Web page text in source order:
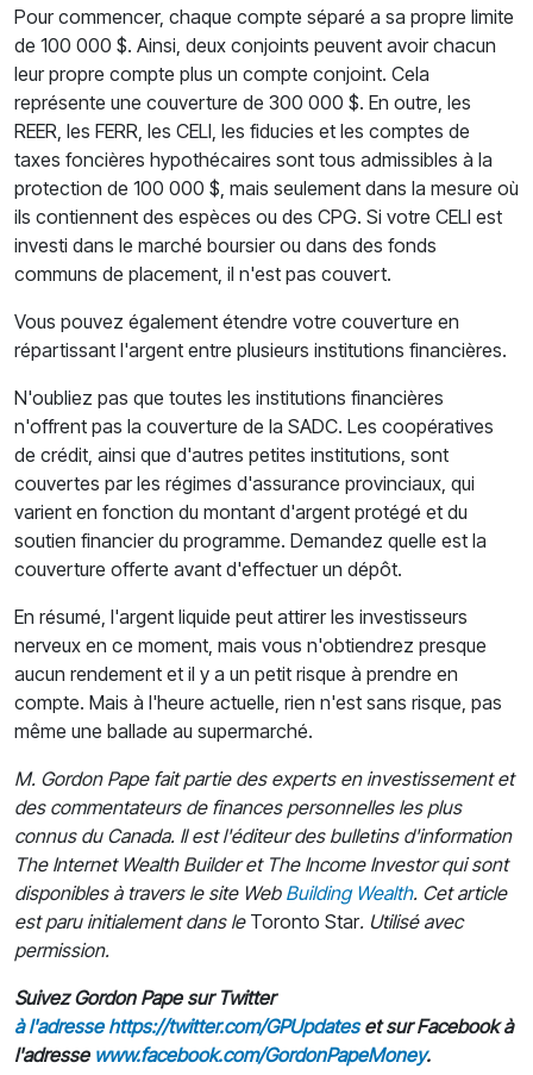
Pour commencer, chaque compte séparé a sa propre limite
de 100 000 $. Ainsi, deux conjoints peuvent avoir chacun
leur propre compte plus un compte conjoint. Cela
représente une couverture de 300 000 $. En outre, les
REER, les FERR, les CELI, les fiducies et les comptes de
taxes foncières hypothécaires sont tous admissibles à la
protection de 100 000 $, mais seulement dans la mesure où
ils contiennent des espèces ou des CPG. Si votre CELI est
investi dans le marché boursier ou dans des fonds
communs de placement, il n'est pas couvert.
Vous pouvez également étendre votre couverture en
répartissant l'argent entre plusieurs institutions financières.
N'oubliez pas que toutes les institutions financières
n'offrent pas la couverture de la SADC. Les coopératives
de crédit, ainsi que d'autres petites institutions, sont
couvertes par les régimes d'assurance provinciaux, qui
varient en fonction du montant d'argent protégé et du
soutien financier du programme. Demandez quelle est la
couverture offerte avant d'effectuer un dépôt.
En résumé, l'argent liquide peut attirer les investisseurs
nerveux en ce moment, mais vous n'obtiendrez presque
aucun rendement et il y a un petit risque à prendre en
compte. Mais à l'heure actuelle, rien n'est sans risque, pas
même une ballade au supermarché.
M. Gordon Pape fait partie des experts en investissement et
des commentateurs de finances personnelles les plus
connus du Canada. Il est l'éditeur des bulletins d'information
The Internet Wealth Builder et The Income Investor qui sont
disponibles à travers le site Web Building Wealth. Cet article
est paru initialement dans leToronto Star. Utilisé avec
permission.
Suivez Gordon Pape sur Twitter
à l'adresse https://twitter.com/GPUpdateset sur Facebook à
l'adresse www.facebook.com/GordonPapeMoney.